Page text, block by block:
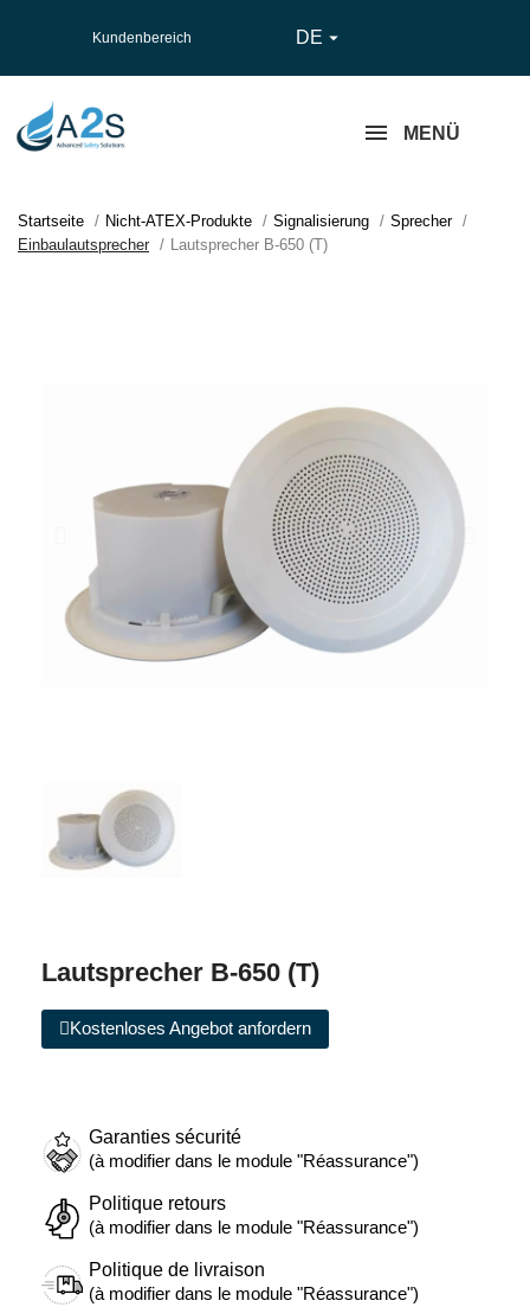
Kundenbereich DE 
MENÜ
Startseite Nicht-ATEX-Produkte Signalisierung
Sprecher
Einbaulautsprecher
Lautsprecher B-650 (T)
Lautsprecher B-650 (T)
Kostenloses Angebot anfordern
Garanties sécurité
(à modifier dans le module "Réassurance")
Politique retours
(à modifier dans le module "Réassurance")
Politique de livraison
(à modifier dans le module "Réassurance")